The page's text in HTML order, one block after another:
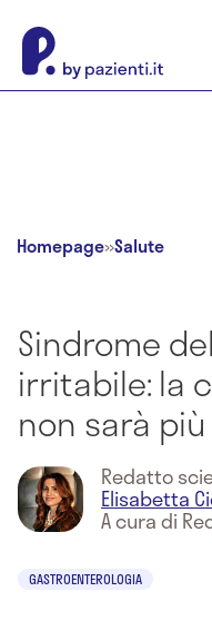
Homepage»Salute
Sindrome
irritabile: la
non sarà
Redatto
Elisabetta
A cura di
GASTROENTEROLOGIA